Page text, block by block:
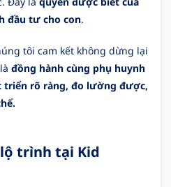
đầu tư cho con.
tôi cam kết không dừng lại
đồng hành cùng phụ huynh
rõ ràng, đo lường được,
trình tại Kid